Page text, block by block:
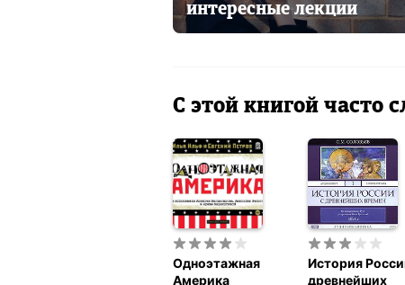
интересные лекции
С этой книгой часто
Одноэтажная
Америка
История
древнейших